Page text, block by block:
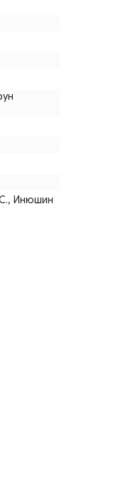
Инюшин